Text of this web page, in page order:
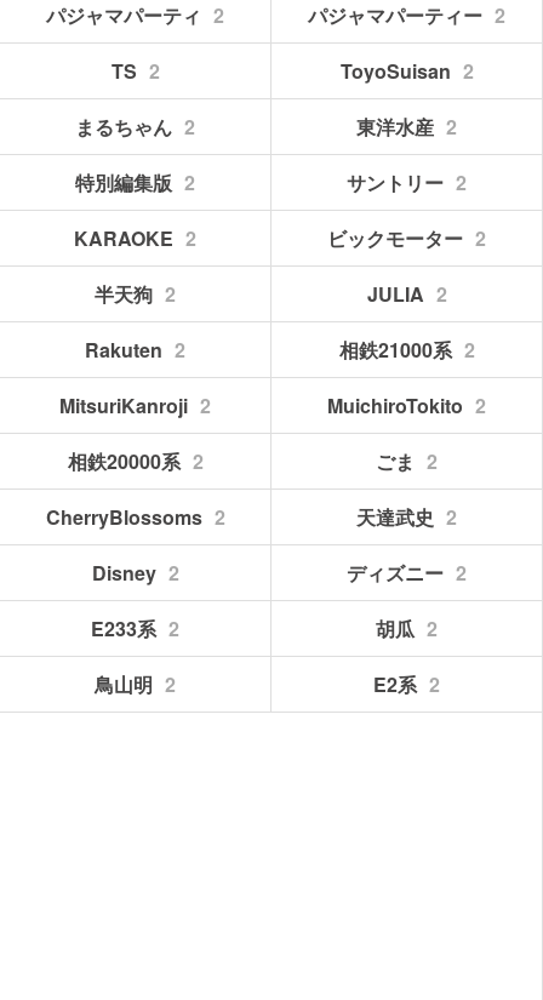
パジャマパーティ 2 パジャマパーティー 2
TS 2 ToyoSuisan 2
まるちゃん 2 東洋水産 2
特別編集版 2 サントリー 2
KARAOKE 2 ビックモーター 2
半天狗 2 JULIA 2
Rakuten 2 相鉄21000系 2
MitsuriKanroji 2 MuichiroTokito 2
相鉄20000系 2 ごま 2
CherryBlossoms 2 天達武史 2
Disney 2 ディズニー 2
E233系 2 胡瓜 2
鳥山明 2 E2系 2